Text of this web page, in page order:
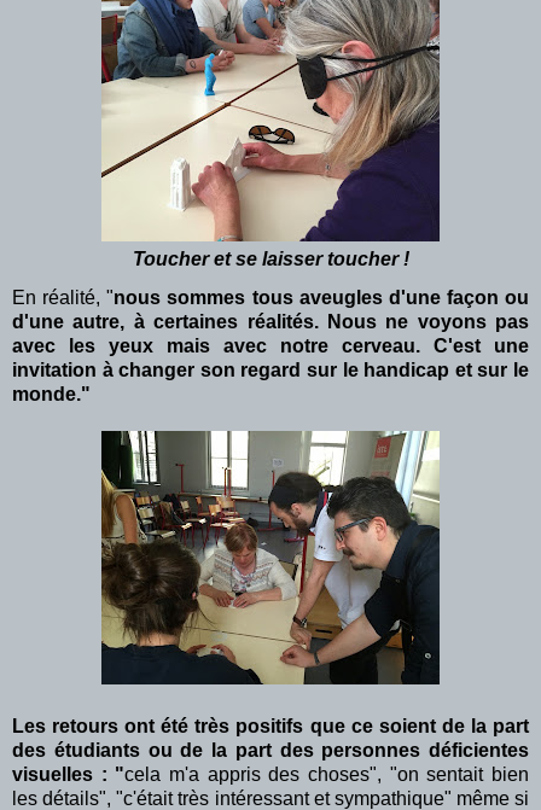
Toucher et se laisser toucher !
En réalité, "nous sommes tous aveugles d'une façon ou
d'une autre, à certaines réalités. Nous ne voyons pas
avec les yeux mais avec notre cerveau. C'est une
invitation à changer son regard sur le handicap et sur le
monde."
Les retours ont été très positifs que ce soient de la part
des étudiants ou de la part des personnes déficientes
visuelles : "cela m'a appris des choses", "on sentait bien
les détails", "c'était très intéressant et sympathique" même si